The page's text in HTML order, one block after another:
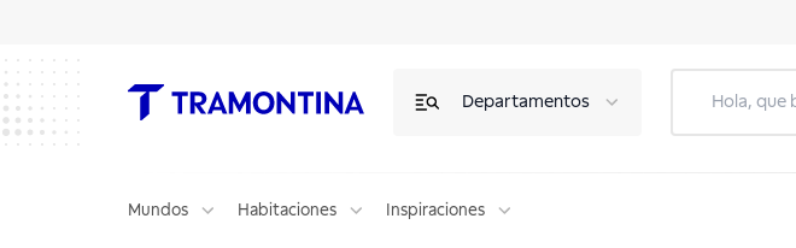
Departamentos
Mundos Habitaciones Inspiraciones